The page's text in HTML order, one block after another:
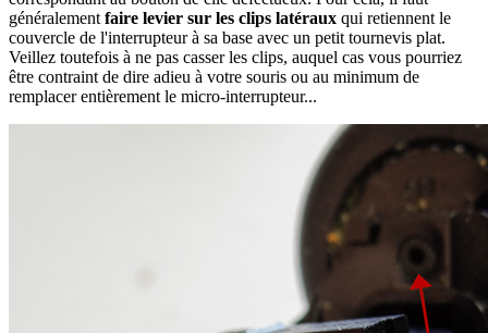
généralementfaire levier sur les clips latéraux qui retiennent le
couvercle de l'interrupteur à sa base avec un petit tournevis plat.
Veillez toutefois à ne pas casser les clips, auquel cas vous pourriez
être contraint de dire adieu à votre souris ou au minimum de
remplacer entièrement le micro-interrupteur...